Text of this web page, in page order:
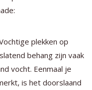
plekken op
behang zijn vaak
vocht. Eenmaal je
is het doorslaand